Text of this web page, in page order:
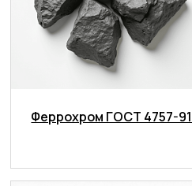
Феррохром ГОСТ 4757-91